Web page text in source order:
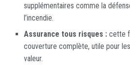
supplémentaires comme la
l’incendie.
Assurance tous risques : cette
couverture complète, utile pour
valeur.